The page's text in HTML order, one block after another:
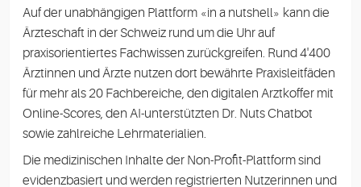
Auf der unabhängigen Plattform «in a nutshell» kann die
Ärzteschaft in der Schweiz rund um die Uhr auf
praxisorientiertes Fachwissen zurückgreifen. Rund 4'400
Ärztinnen und Ärzte nutzen dort bewährte Praxisleitfäden
für mehr als 20 Fachbereiche, den digitalen Arztkoffer mit
Online-Scores, den AI-unterstützten Dr. Nuts Chatbot
sowie zahlreiche Lehrmaterialien.
Die medizinischen Inhalte der Non-Profit-Plattform sind
evidenzbasiert und werden registrierten Nutzerinnen und